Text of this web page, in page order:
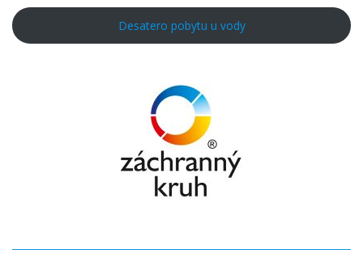
Desatero pobytu u vody